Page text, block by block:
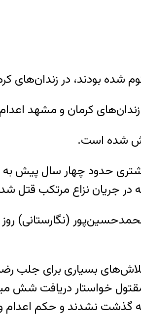
شده بودند، در زندان‌های
زندان‌‌های کرمان و مشهد
شده است.
حدود چهار سال پیش
در جریان نزاع مرتکب قتل
بسیاری برای جلب
خواستار دریافت شش
به گذشت نشدند و حکم اعدام